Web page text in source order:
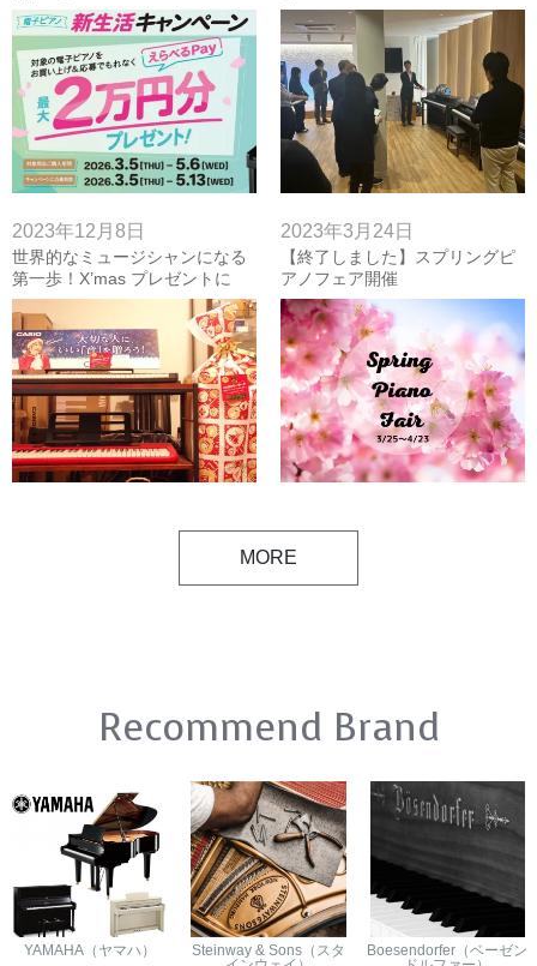
2023年12月8日
世界的なミュージシャンになる
第一歩！X’mas プレゼントに
『Casiotone』はいかがですか？
2023年3月24日
【終了しました】スプリングピ
アノフェア開催
MORE
Recommend Brand
YAMAHA（ヤマハ）
Steinway & Sons（スタ
Boesendorfer（ベーゼン